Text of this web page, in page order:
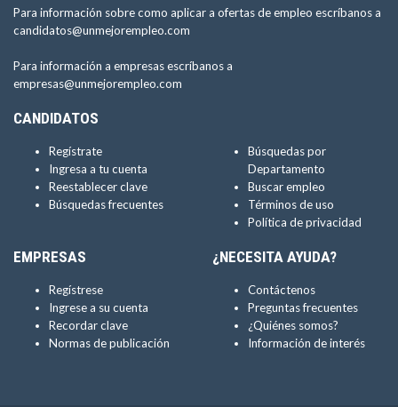
Para información sobre como aplicar a ofertas de empleo escríbanos a
candidatos@unmejorempleo.com
Para información a empresas escríbanos a
empresas@unmejorempleo.com
CANDIDATOS
Regístrate
Ingresa a tu cuenta
Reestablecer clave
Búsquedas frecuentes
Búsquedas por
Departamento
Buscar empleo
Términos de uso
Política de privacidad
EMPRESAS
Regístrese
Ingrese a su cuenta
Recordar clave
Normas de publicación
¿NECESITA AYUDA?
Contáctenos
Preguntas frecuentes
¿Quiénes somos?
Información de interés